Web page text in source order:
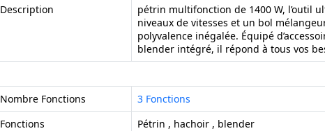
Description
pétrin multifonction de 1400 W, l’outil
niveaux de vitesses et un bol
polyvalence inégalée. Équipé
blender intégré, il répond à tous vos
Nombre Fonctions
3 Fonctions
Fonctions
Pétrin , hachoir , blender